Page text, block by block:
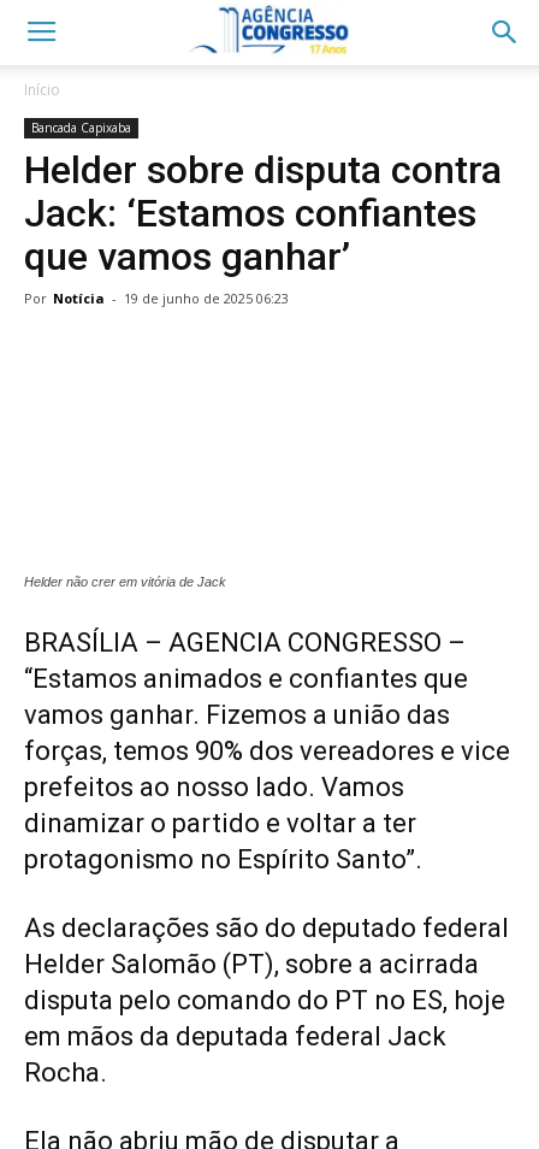
Início
Bancada Capixaba
Helder sobre disputa contra
Jack: ‘Estamos confiantes
que vamos ganhar’
Por Notícia - 19 de junho de 2025 06:23
Helder não crer em vitória de Jack
BRASÍLIA – AGENCIA CONGRESSO –
“Estamos animados e confiantes que
vamos ganhar. Fizemos a união das
forças, temos 90% dos vereadores e vice
prefeitos ao nosso lado. Vamos
dinamizar o partido e voltar a ter
protagonismo no Espírito Santo”.
As declarações são do deputado federal
Helder Salomão (PT), sobre a acirrada
disputa pelo comando do PT no ES, hoje
em mãos da deputada federal Jack
Rocha.
Ela não abriu mão de disputar a